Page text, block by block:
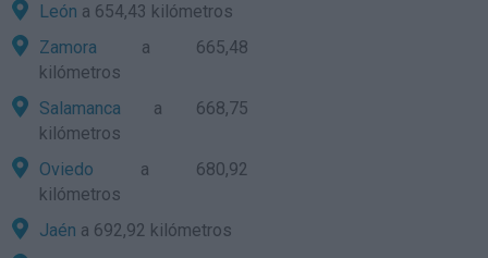
León a 654,43 kilómetros
Zamora a 665,48
kilómetros
Salamanca a 668,75
kilómetros
Oviedo a 680,92
kilómetros
Jaén a 692,92 kilómetros